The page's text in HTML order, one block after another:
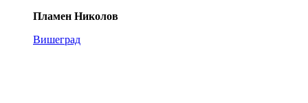
Пламен Николов
Вишеград